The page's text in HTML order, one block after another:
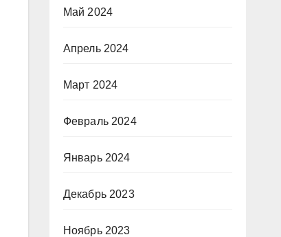
Май 2024
Апрель 2024
Март 2024
Февраль 2024
Январь 2024
Декабрь 2023
Ноябрь 2023